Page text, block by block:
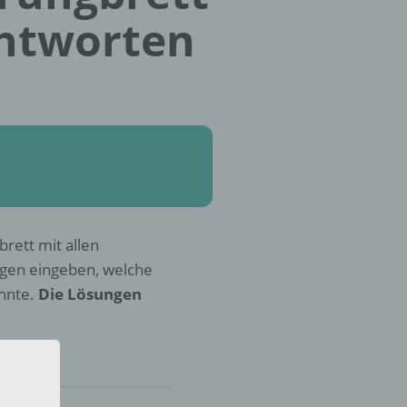
mit allen
eingeben, welche
Die Lösungen